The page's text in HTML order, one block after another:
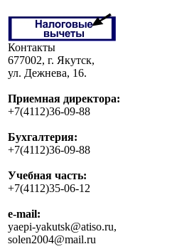
Контакты
677002, г. Якутск,
ул. Дежнева, 16.
Приемная директора:
+7(4112)36-09-88
Бухгалтерия:
+7(4112)36-09-88
Учебная часть:
+7(4112)35-06-12
e-mail:
yaepi-yakutsk@atiso.ru,
solen2004@mail.ru